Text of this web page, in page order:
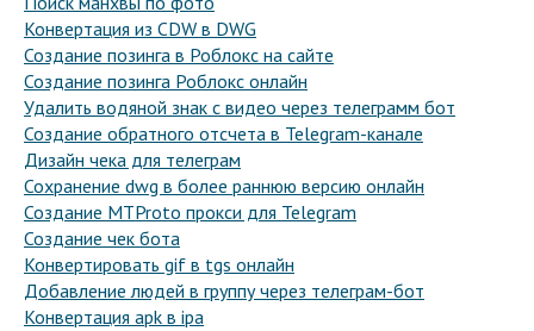
Конвертация из CDW в DWG
Создание позинга в Роблокс на сайте
Создание позинга Роблокс онлайн
Удалить водяной знак с видео через телеграмм бот
Создание обратного отсчета в Telegram-канале
Дизайн чека для телеграм
Сохранение dwg в более раннюю версию онлайн
Создание MTProto прокси для Telegram
Создание чек бота
Конвертировать gif в tgs онлайн
Добавление людей в группу через телеграм-бот
Конвертация apk в ipa